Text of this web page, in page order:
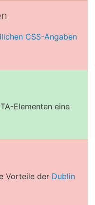
CSS-Angaben
Elementen eine
Vorteile der Dublin